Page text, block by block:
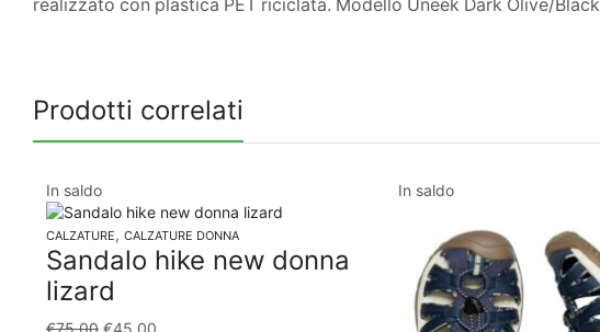
realizzato con plastica PET riciclata. Modello Uneek Dark Olive/Black
Prodotti correlati
In saldo
CALZATURE, CALZATURE DONNA
Sandalo hike new donna
lizard
€75,00 €45,00
In saldo